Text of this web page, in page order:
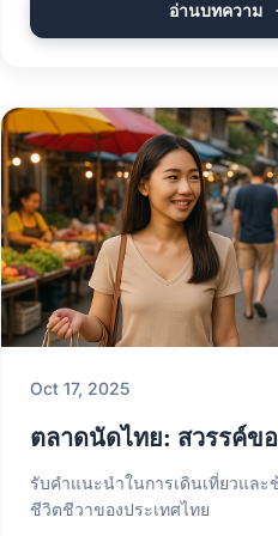
อ่านบทความ
Oct 17, 2025
ตลาดนัดไทย: สวรรค์ข
รับคำแนะนำในการเดินเที่ยวแล
ชีวิตชีวาของประเทศไทย